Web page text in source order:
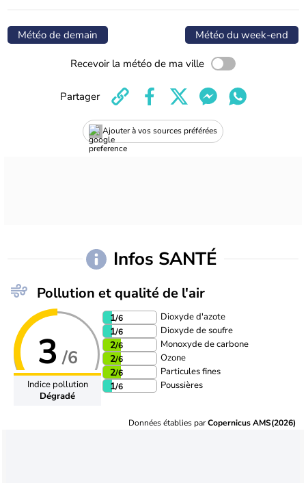
Météo de demain Météo du week-end
Recevoir la météo de ma ville
Ajouter à vos sources préférées
Partager
Infos SANTÉ
Pollution et qualité de l'air
3 /6
Indice pollution
Dégradé
1/6 Dioxyde d'azote
1/6 Dioxyde de soufre
2/6 Monoxyde de carbone
2/6 Ozone
2/6 Particules fines
1/6 Poussières
Données établies parCopernicus AMS(2026)